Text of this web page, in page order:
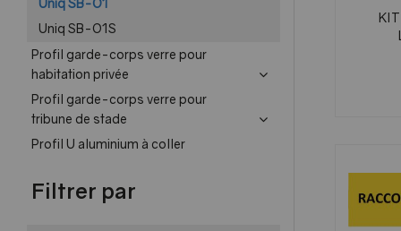
Uniq SB-O1
Uniq SB-O1S
Profil garde-corps verre pour
habitation privée
Profil garde-corps verre pour
tribune de stade
Profil U aluminium à coller
Filtrer par